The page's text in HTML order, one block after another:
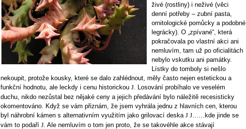
živé (rostliny) i neživé (věci
denní potřeby – zubní pasta,
ornitologické pomůcky a podobné
legrácky). O „zpívané“, která
pokračovala po vlastní akci ani
nemluvím, tam už po oficialitách
nebylo vskutku ani památky.
Lístky do tomboly si nešlo
nekoupit, protože kousky, které se dalo zahlédnout, měly často nejen estetickou a
funkční hodnotu, ale leckdy i cenu historickou J. Losování probíhalo ve veselém
duchu, nikdo nezůstal bez nějaké ceny a jejich předávání bylo náležitě recesisticky
okomentováno. Když se vám přiznám, že jsem vyhrála jednu z hlavních cen, kterou
byl náhrobní kámen s alternativním využitím jako grilovací deska J J……kde jinde se
vám to podaří J. Ale nemluvím o tom jen proto, že se takovéhle akce stávají